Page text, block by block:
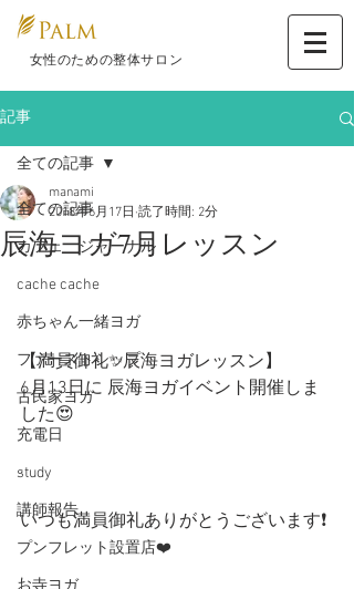
​ 女性のための整体サロン
記事
全ての記事
カフェ ジャーナル
cache cache
赤ちゃん一緒ヨガ
ファーストシップ
古民家ヨガ
充電日
study
講師報告
プンフレット設置店❤️
全ての記事
辰海ヨガ7月レッスン
manami
2018年6月17日 読了時間: 2分
【満員御礼✨辰海ヨガレッスン】
6月13日に 辰海ヨガイベント開催しま
した😍
.
いつも満員御礼ありがとうございます❗️
.